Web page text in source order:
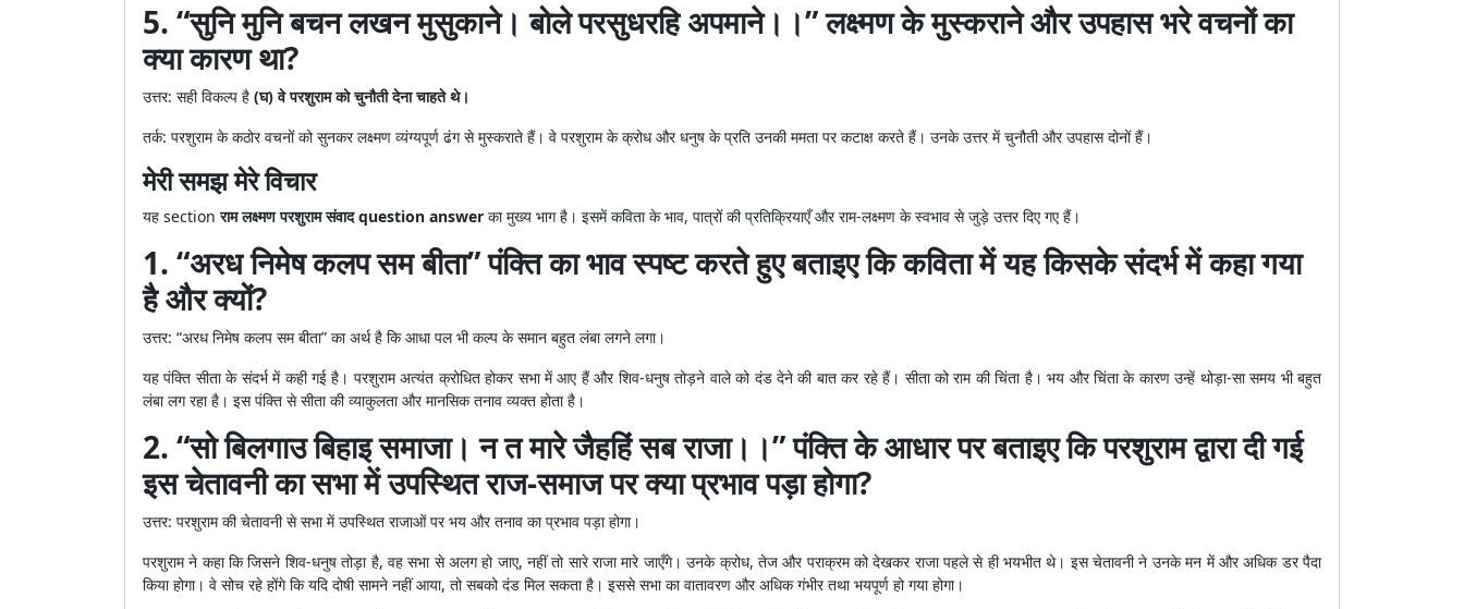
5. “सुनि मुनि बचन लखन मुसुकाने। बोले परसुधरहि अपमाने।।” लक्ष्मण के मुस्कराने और उपहास भरे वचनों का
क्या कारण था?
उत्तर: सही विकल्प है (घ) वे परशुराम को चुनौती देना चाहते थे।
तर्क: परशुराम के कठोर वचनों को सुनकर लक्ष्मण व्यंग्यपूर्ण ढंग से मुस्कराते हैं। वे परशुराम के क्रोध और धनुष के प्रति उनकी ममता पर कटाक्ष करते हैं। उनके उत्तर में चुनौती और उपहास दोनों हैं।
मेरी समझ मेरे विचार
यह sectionराम लक्ष्मण परशुराम संवाद question answer का मुख्य भाग है। इसमें कविता के भाव, पात्रों की प्रतिक्रियाएँ और राम-लक्ष्मण के स्वभाव से जुड़े उत्तर दिए गए हैं।
1. “अरध निमेष कलप सम बीता” पंक्ति का भाव स्पष्ट करते हुए बताइए कि कविता में यह किसके संदर्भ में कहा गया
है और क्यों?
उत्तर: “अरध निमेष कलप सम बीता” का अर्थ है कि आधा पल भी कल्प के समान बहुत लंबा लगने लगा।
यह पंक्ति सीता के संदर्भ में कही गई है। परशुराम अत्यंत क्रोधित होकर सभा में आए हैं और शिव-धनुष तोड़ने वाले को दंड देने की बात कर रहे हैं। सीता को राम की चिंता है। भय और चिंता के कारण उन्हें थोड़ा-सा समय भी बहुत
लंबा लग रहा है। इस पंक्ति से सीता की व्याकुलता और मानसिक तनाव व्यक्त होता है।
2. “सो बिलगाउ बिहाइ समाजा। न त मारे जैहहिं सब राजा।।” पंक्ति के आधार पर बताइए कि परशुराम द्वारा दी गई
इस चेतावनी का सभा में उपस्थित राज-समाज पर क्या प्रभाव पड़ा होगा?
उत्तर: परशुराम की चेतावनी से सभा में उपस्थित राजाओं पर भय और तनाव का प्रभाव पड़ा होगा।
परशुराम ने कहा कि जिसने शिव-धनुष तोड़ा है, वह सभा से अलग हो जाए, नहीं तो सारे राजा मारे जाएँगे। उनके क्रोध, तेज और पराक्रम को देखकर राजा पहले से ही भयभीत थे। इस चेतावनी ने उनके मन में और अधिक डर पैदा
किया होगा। वे सोच रहे होंगे कि यदि दोषी सामने नहीं आया, तो सबको दंड मिल सकता है। इससे सभा का वातावरण और अधिक गंभीर तथा भयपूर्ण हो गया होगा।